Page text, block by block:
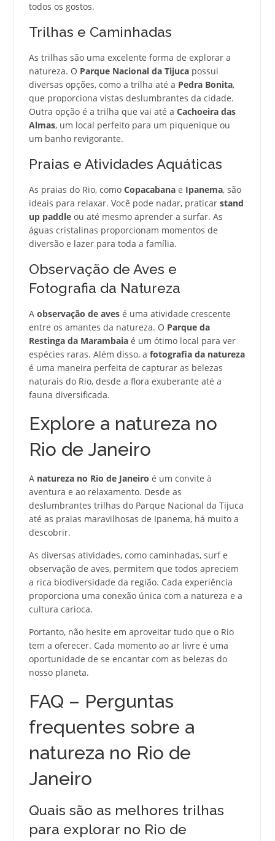
todos os gostos.
Trilhas e Caminhadas
As trilhas são uma excelente forma de explorar a
natureza. O Parque Nacional da Tijucapossui
diversas opções, como a trilha até a Pedra Bonita,
que proporciona vistas deslumbrantes da cidade.
Outra opção é a trilha que vai até a Cachoeira das
Almas, um local perfeito para um piquenique ou
um banho revigorante.
Praias e Atividades Aquáticas
As praias do Rio, como Copacabanae Ipanema, são
ideais para relaxar. Você pode nadar, praticar stand
up paddleou até mesmo aprender a surfar. As
águas cristalinas proporcionam momentos de
diversão e lazer para toda a família.
Observação de Aves e
Fotografia da Natureza
A observação de avesé uma atividade crescente
entre os amantes da natureza. O Parque da
Restinga da Marambaiaé um ótimo local para ver
espécies raras. Além disso, a fotografia da natureza
é uma maneira perfeita de capturar as belezas
naturais do Rio, desde a flora exuberante até a
fauna diversificada.
Explore a natureza no
Rio de Janeiro
A natureza no Rio de Janeiro é um convite à
aventura e ao relaxamento. Desde as
deslumbrantes trilhas do Parque Nacional da Tijuca
até as praias maravilhosas de Ipanema, há muito a
descobrir.
As diversas atividades, como caminhadas, surf e
observação de aves, permitem que todos apreciem
a rica biodiversidade da região. Cada experiência
proporciona uma conexão única com a natureza e a
cultura carioca.
Portanto, não hesite em aproveitar tudo que o Rio
tem a oferecer. Cada momento ao ar livre é uma
oportunidade de se encantar com as belezas do
nosso planeta.
FAQ – Perguntas
frequentes sobre a
natureza no Rio de
Janeiro
Quais são as melhores trilhas
para explorar no Rio de